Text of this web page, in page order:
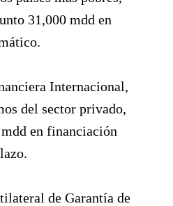
31,000 mdd en
Internacional,
del sector privado,
en financiación
de Garantía de